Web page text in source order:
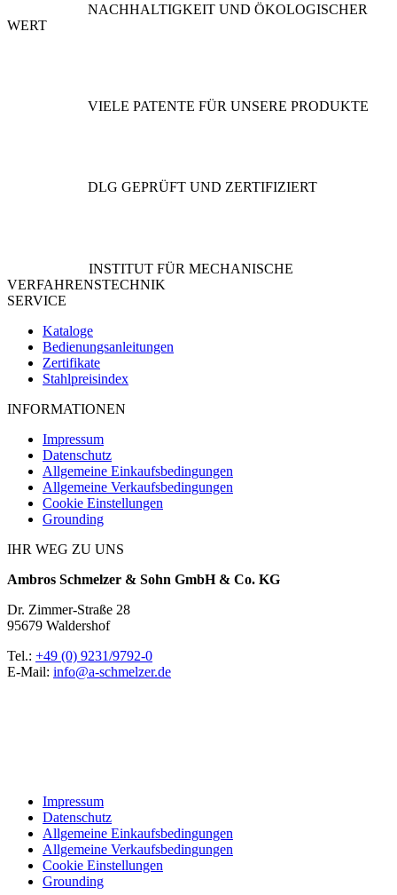
NACHHALTIGKEIT UND ÖKOLOGISCHER
WERT
VIELE PATENTE FÜR UNSERE PRODUKTE
DLG GEPRÜFT UND ZERTIFIZIERT
INSTITUT FÜR MECHANISCHE
VERFAHRENSTECHNIK
SERVICE
Kataloge
Bedienungsanleitungen
Zertifikate
Stahlpreisindex
INFORMATIONEN
Impressum
Datenschutz
Allgemeine Einkaufsbedingungen
Allgemeine Verkaufsbedingungen
Cookie Einstellungen
Grounding
IHR WEG ZU UNS
Ambros Schmelzer & Sohn GmbH & Co. KG
Dr. Zimmer-Straße 28
95679 Waldershof
Tel.: +49 (0) 9231/9792-0
E-Mail: info@a-schmelzer.de
Impressum
Datenschutz
Allgemeine Einkaufsbedingungen
Allgemeine Verkaufsbedingungen
Cookie Einstellungen
Grounding